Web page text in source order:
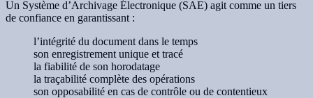
Un Système d’Archivage Électronique (SAE) agit comme un tiers
de confiance en garantissant :
l’intégrité du document dans le temps
son enregistrement unique et tracé
la fiabilité de son horodatage
la traçabilité complète des opérations
son opposabilité en cas de contrôle ou de contentieux